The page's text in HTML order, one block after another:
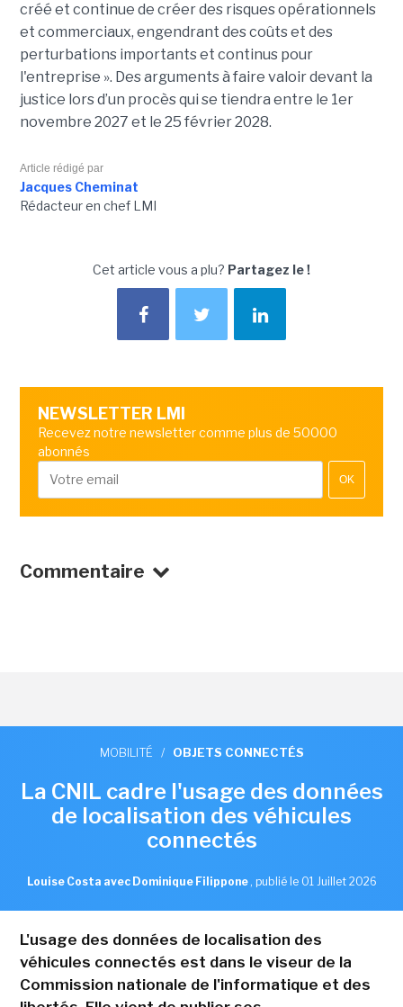
créé et continue de créer des risques opérationnels
et commerciaux, engendrant des coûts et des
perturbations importants et continus pour
l'entreprise ». Des arguments à faire valoir devant la
justice lors d’un procès qui se tiendra entre le 1er
novembre 2027 et le 25 février 2028.
Article rédigé par
Jacques Cheminat
Rédacteur en chef LMI
Cet article vous a plu? Partagez le !
NEWSLETTER LMI
Recevez notre newsletter comme plus de 50000
abonnés
OK
Commentaire
MOBILITÉ / OBJETS CONNECTÉS
La CNIL cadre l'usage des données
de localisation des véhicules
connectés
Louise Costa avec Dominique Filippone , publié le 01 Juillet 2026
L'usage des données de localisation des
véhicules connectés est dans le viseur de la
Commission nationale de l'informatique et des